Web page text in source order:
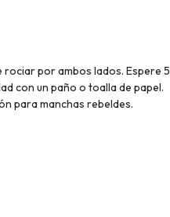
por ambos lados. Espere 5
con un paño o toalla de papel.
para manchas rebeldes.